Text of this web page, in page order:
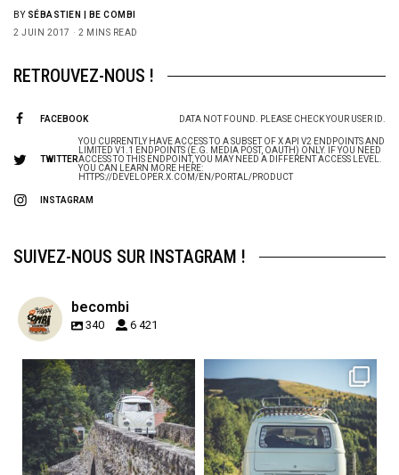
BY SÉBASTIEN | BE COMBI
2 JUIN 2017
2 MINS READ
RETROUVEZ-NOUS !
FACEBOOK DATA NOT FOUND. PLEASE CHECK YOUR USER ID.
TWITTER
YOU CURRENTLY HAVE ACCESS TO A SUBSET OF X API V2 ENDPOINTS AND
LIMITED V1.1 ENDPOINTS (E.G. MEDIA POST, OAUTH) ONLY. IF YOU NEED
ACCESS TO THIS ENDPOINT, YOU MAY NEED A DIFFERENT ACCESS LEVEL.
YOU CAN LEARN MORE HERE:
HTTPS://DEVELOPER.X.COM/EN/PORTAL/PRODUCT
INSTAGRAM
SUIVEZ-NOUS SUR INSTAGRAM !
becombi
340 6 421
becombi